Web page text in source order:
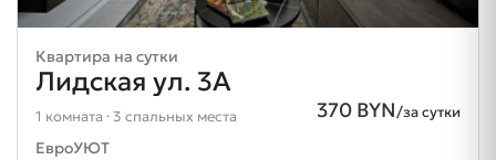
Квартира на сутки
Лидская ул. 3А
370 BYN/за сутки
1 комната · 3 спальных места
ЕвроУЮТ